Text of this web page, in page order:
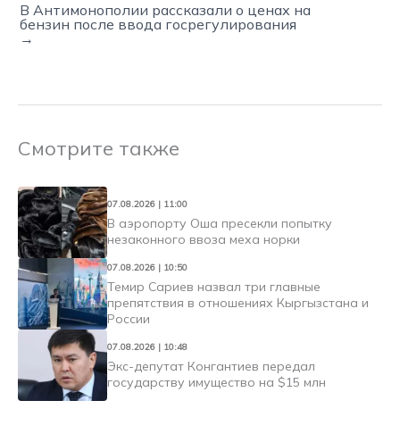
В Антимонополии рассказали о ценах на
бензин после ввода госрегулирования
→
Смотрите также
07.08.2026 | 11:00
В аэропорту Оша пресекли попытку
незаконного ввоза меха норки
07.08.2026 | 10:50
Темир Сариев назвал три главные
препятствия в отношениях Кыргызстана и
России
07.08.2026 | 10:48
Экс-депутат Конгантиев передал
государству имущество на $15 млн